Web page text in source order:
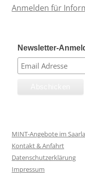
Anmelden für
Newsletter-
MINT-Angebote im
Kontakt & Anfahrt
Datenschutzerklärung
Impressum